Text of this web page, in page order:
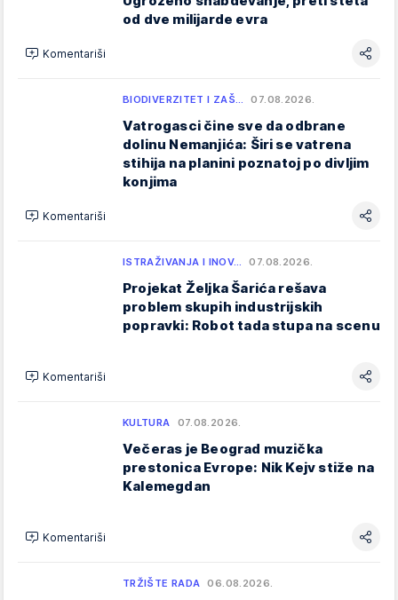
od dve milijarde evra
Komentariši
BIODIVERZITET I ZAŠ… 07.08.2026.
Vatrogasci čine sve da odbrane
dolinu Nemanjića: Širi se vatrena
stihija na planini poznatoj po divljim
konjima
Komentariši
ISTRAŽIVANJA I INOV… 07.08.2026.
Projekat Željka Šarića rešava
problem skupih industrijskih
popravki: Robot tada stupa na scenu
Komentariši
KULTURA 07.08.2026.
Večeras je Beograd muzička
prestonica Evrope: Nik Kejv stiže na
Kalemegdan
Komentariši
TRŽIŠTE RADA 06.08.2026.